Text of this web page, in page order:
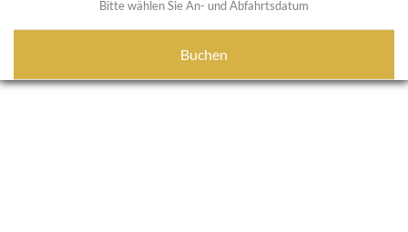
Bitte wählen Sie An- und Abfahrtsdatum
Buchen